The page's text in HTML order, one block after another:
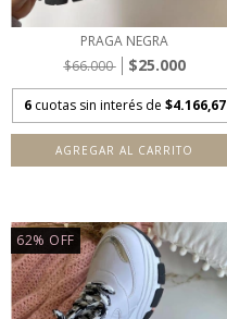
PRAGA NEGRA
$66.000
$25.000
6 cuotas sin interés de $4.166,67
AGREGAR AL CARRITO
62% OFF